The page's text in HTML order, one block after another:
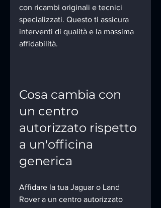
con ricambi originali e tecnici
specializzati. Questo ti assicura
interventi di qualità e la massima
affidabilità.
Cosa cambia con
un centro
autorizzato rispetto
a un'officina
generica
Affidare la tua Jaguar o Land
Rover a un centro autorizzato